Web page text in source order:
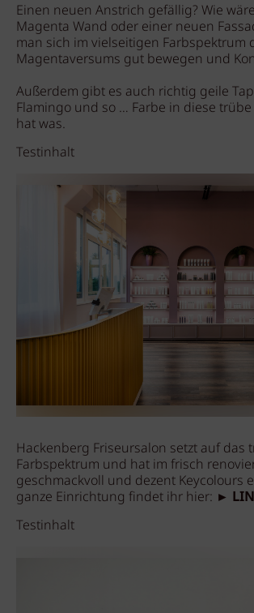
Einen neuen Anstrich gefällig? Wie
Magenta Wand oder einer neuen
man sich im vielseitigen Farbspektrum
Magentaversums gut bewegen und
Außerdem gibt es auch richtig geile
Flamingo und so … Farbe in diese trübe
hat was.
Testinhalt
Hackenberg Friseursalon setzt auf das
Farbspektrum und hat im frisch
geschmackvoll und dezent Keycolours
ganze Einrichtung findet ihr hier: ►
Testinhalt